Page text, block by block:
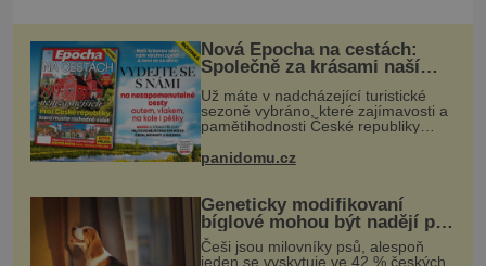
Nová Epocha na cestách:
Společně za krásami naší
vlasti
Už máte v nadcházející turistické
sezoně vybráno, které zajímavosti a
pamětihodnosti České republiky
navštívíte? V prodeji je právě nové
číslo Epochy na cestách, které vám
při rozhodování určitě pomůž
panidomu.cz
Geneticky modifikovaní
bíglové mohou být nadějí pro
alergiky
Češi jsou milovníky psů, alespoň
jeden se vyskytuje ve 42 % českých